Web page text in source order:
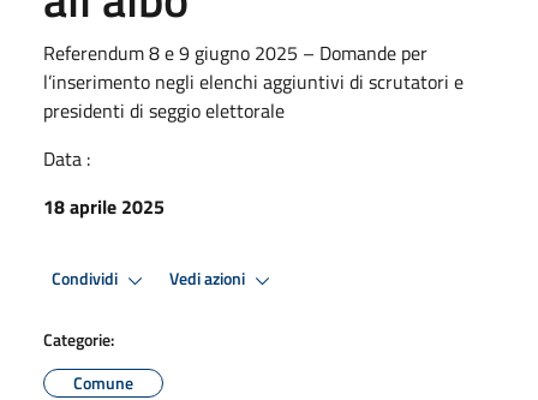
Referendum 8 e 9 giugno 2025 – Domande per
l’inserimento negli elenchi aggiuntivi di scrutatori e
presidenti di seggio elettorale
Data :
18 aprile 2025
Condividi Vedi azioni
Categorie:
Comune